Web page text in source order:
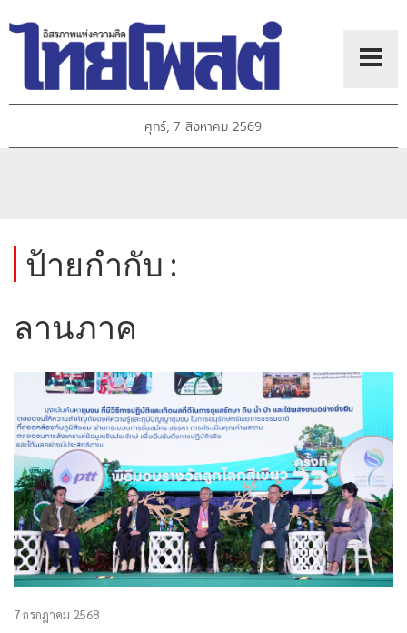
ศุกร์, 7 สิงหาคม 2569
ป้ายกำกับ :
ลานภาค
7 กรกฎาคม 2568